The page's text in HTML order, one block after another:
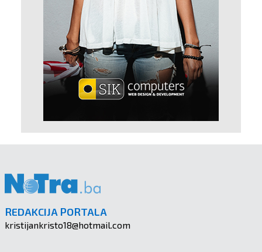
REDAKCIJA PORTALA
kristijankristo18@hotmail.com